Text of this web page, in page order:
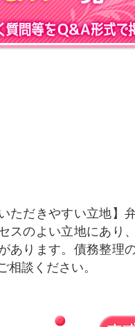
ただきやすい立地
スのよい立地にあり
あります。債務整理
相談ください。